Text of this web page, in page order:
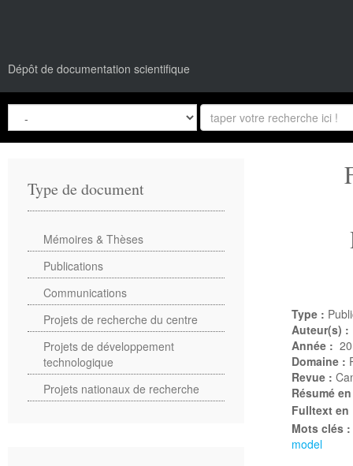
Dépôt de documentation scientifique
Type :
Auteur(s) :
Année :
Domaine :
Revue :
Résumé
Fulltext en
Mots clés :
model
Type de document
Mémoires & Thèses
Publications
Communications
Projets de recherche du centre
Projets de développement
technologique
Projets nationaux de recherche